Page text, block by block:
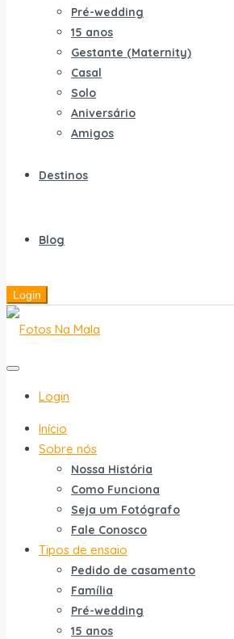
Pré-wedding
15 anos
Gestante (Maternity)
Casal
Solo
Aniversário
Amigos
Destinos
Blog
Login
Login
Início
Sobre nós
Nossa História
Como Funciona
Seja um Fotógrafo
Fale Conosco
Tipos de ensaio
Pedido de casamento
Família
Pré-wedding
15 anos